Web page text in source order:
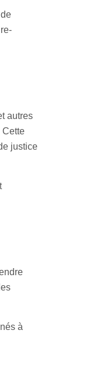
autres
Cette
justice
à